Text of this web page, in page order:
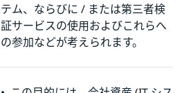
テム、ならびに / または第三者検
証サービスの使用およびこれらへ
の参加などが考えられます。